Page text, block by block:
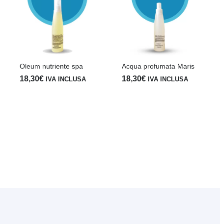
Oleum nutriente spa
18,30€ IVA INCLUSA
Acqua profumata Maris
18,30€ IVA INCLUSA